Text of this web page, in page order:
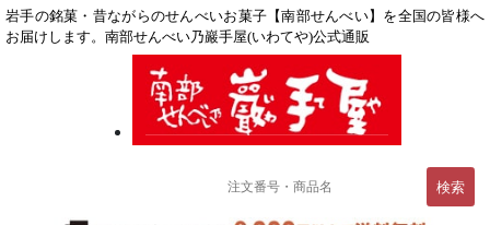
岩手の銘菓・昔ながらのせんべいお菓子【南部せんべい】を全国の皆様へ
お届けします。南部せんべい乃巖手屋(いわてや)公式通販